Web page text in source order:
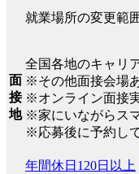
就業場所の変更範
面
接
地
全国各地のキャリ
※その他面接会場
※オンライン面接
※家にいながらス
※応募後に予約し
年間休日120日以上